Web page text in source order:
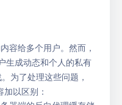
容给多个用户。然而，
生成动态和个人的私有
为了处理这些问题，
以区别：